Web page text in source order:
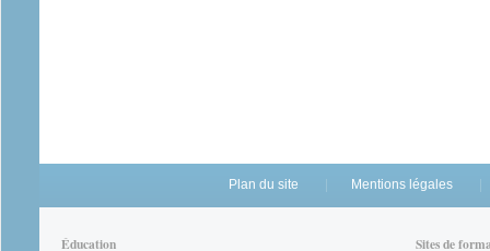
Plan du site Mentions légales
Éducation Sites de